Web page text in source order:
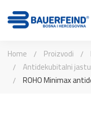
Home Proizvodi
Antidekubitalni
ROHO Minimax